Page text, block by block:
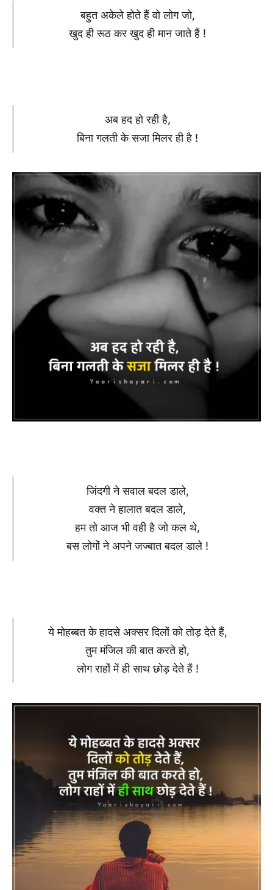
बहुत अकेले होते हैं वो लोग जो,
खुद ही रूठ कर खुद ही मान जाते हैं !
अब हद हो रही है,
बिना गलती के सजा मिलर ही है !
जिंदगी ने सवाल बदल डाले,
वक्त ने हालात बदल डाले,
हम तो आज भी वही है जो कल थे,
बस लोगों ने अपने जज्बात बदल डाले !
ये मोहब्बत के हादसे अक्सर दिलों को तोड़ देते हैं,
तुम मंजिल की बात करते हो,
लोग राहों में ही साथ छोड़ देते हैं !